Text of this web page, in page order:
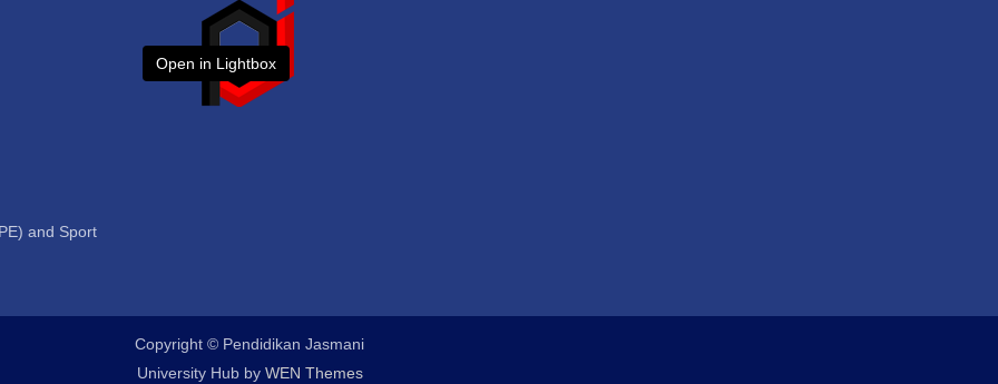
Open in Lightbox
and Sport
Copyright © Pendidikan Jasmani
University Hub by WEN Themes